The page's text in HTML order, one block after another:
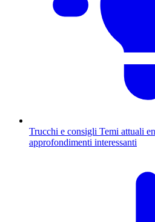
Trucchi e consigli Temi attuali
approfondimenti interessanti